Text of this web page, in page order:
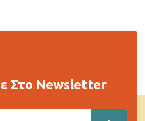
Στο Newsletter